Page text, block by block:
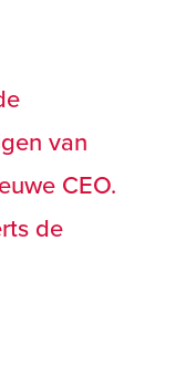
van
CEO.
de